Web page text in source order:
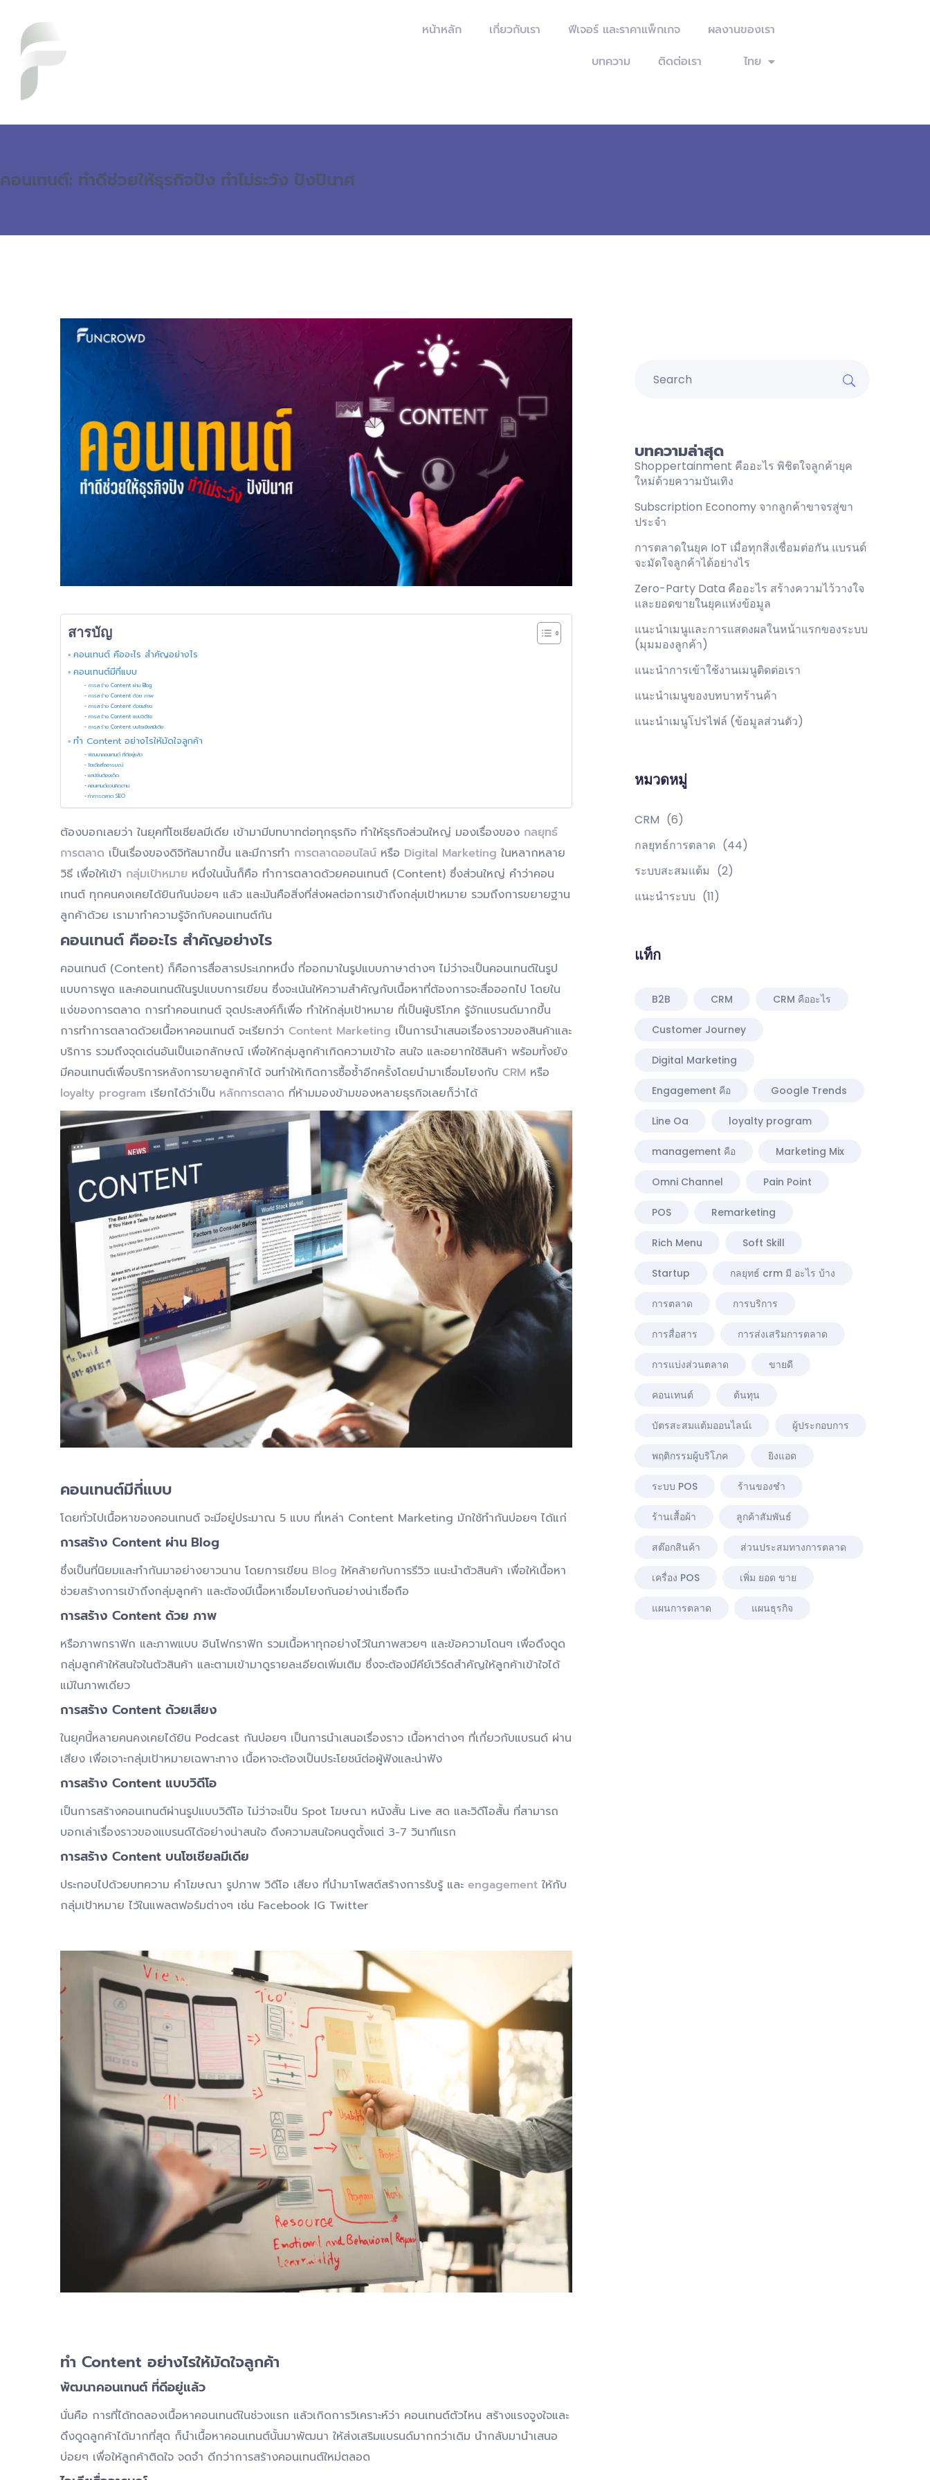
หน้าหลัก เกี่ยวกับเรา ฟีเจอร์ และราคาแพ็กเกจ
ผลงานของเรา
บทความ
ติดต่อเรา ไทย
คอนเทนต์: ทำดีช่วยให้ธุรกิจปัง ทำไม่ระวัง ปังปินาศ
สารบัญ
คอนเทนต์ คืออะไร สำคัญอย่างไร
คอนเทนต์มีกี่แบบ
การสร้าง Content ผ่าน Blog
การสร้าง Content ด้วย ภาพ
การสร้าง Content ด้วยเสียง
การสร้าง Content แบบวิดีโอ
การสร้าง Content บนโซเชียลมีเดีย
ทำ Content อย่างไรให้มัดใจลูกค้า
พัฒนาคอนเทนต์ ที่ดีอยู่แล้ว
ไอเดียสื่ออารมณ์
แคปชั่นต้องเด็ด
คอนเทนต์ชวนคิดตาม
ทำการตลาด SEO
ต้องบอกเลยว่า ในยุคที่โซเชียลมีเดีย เข้ามามีบทบาทต่อทุกธุรกิจ ทำให้ธุรกิจส่วนใหญ่ มองเรื่องของ กลยุทธ์
การตลาด เป็นเรื่องของดิจิทัลมากขึ้น และมีการทำ การตลาดออนไลน์ หรือ Digital Marketing ในหลากหลาย
วิธี เพื่อให้เข้า กลุ่มเป้าหมาย หนึ่งในนั้นก็คือ ทำการตลาดด้วยคอนเทนต์ (Content) ซึ่งส่วนใหญ่ คำว่าคอน
เทนต์ ทุกคนคงเคยได้ยินกันบ่อยๆ แล้ว และมันคือสิ่งที่ส่งผลต่อการเข้าถึงกลุ่มเป้าหมาย รวมถึงการขยายฐาน
ลูกค้าด้วย เรามาทำความรู้จักกับคอนเทนต์กัน
คอนเทนต์ คืออะไร สำคัญอย่างไร
คอนเทนต์ (Content) ก็คือการสื่อสารประเภทหนึ่ง ที่ออกมาในรูปแบบภาษาต่างๆ ไม่ว่าจะเป็นคอนเทนต์ในรูป
แบบการพูด และคอนเทนต์ในรูปแบบการเขียน ซึ่งจะเน้นให้ความสำคัญกับเนื้อหาที่ต้องการจะสื่อออกไป โดยใน
แง่ของการตลาด การทำคอนเทนต์ จุดประสงค์ก็เพื่อ ทำให้กลุ่มเป้าหมาย ที่เป็นผู้บริโภค รู้จักแบรนด์มากขึ้น
การทำการตลาดด้วยเนื้อหาคอนเทนต์ จะเรียกว่า Content Marketing เป็นการนำเสนอเรื่องราวของสินค้าและ
บริการ รวมถึงจุดเด่นอันเป็นเอกลักษณ์ เพื่อให้กลุ่มลูกค้าเกิดความเข้าใจ สนใจ และอยากใช้สินค้า พร้อมทั้งยัง
มีคอนเทนต์เพื่อบริการหลังการขายลูกค้าได้ จนทำให้เกิดการซื้อซ้ำอีกครั้งโดยนำมาเชื่อมโยงกับ CRM หรือ
loyalty program เรียกได้ว่าเป็น หลักการตลาด ที่ห้ามมองข้ามของหลายธุรกิจเลยก็ว่าได้
คอนเทนต์มีกี่แบบ
โดยทั่วไปเนื้อหาของคอนเทนต์ จะมีอยู่ประมาณ 5 แบบ ที่เหล่า Content Marketing มักใช้ทำกันบ่อยๆ ได้แก่
การสร้าง Content ผ่าน Blog
ซึ่งเป็นที่นิยมและทำกันมาอย่างยาวนาน โดยการเขียน Blog ให้คล้ายกับการรีวิว แนะนำตัวสินค้า เพื่อให้เนื้อหา
ช่วยสร้างการเข้าถึงกลุ่มลูกค้า และต้องมีเนื้อหาเชื่อมโยงกันอย่างน่าเชื่อถือ
การสร้าง Content ด้วย ภาพ
หรือภาพกราฟิก และภาพแบบ อินโฟกราฟิก รวมเนื้อหาทุกอย่างไว้ในภาพสวยๆ และข้อความโดนๆ เพื่อดึงดูด
กลุ่มลูกค้าให้สนใจในตัวสินค้า และตามเข้ามาดูรายละเอียดเพิ่มเติม ซึ่งจะต้องมีคีย์เวิร์ดสำคัญให้ลูกค้าเข้าใจได้
แม้ในภาพเดียว
การสร้าง Content ด้วยเสียง
ในยุคนี้หลายคนคงเคยได้ยิน Podcast กันบ่อยๆ เป็นการนำเสนอเรื่องราว เนื้อหาต่างๆ ที่เกี่ยวกับแบรนด์ ผ่าน
เสียง เพื่อเจาะกลุ่มเป้าหมายเฉพาะทาง เนื้อหาจะต้องเป็นประโยชน์ต่อผู้ฟังและน่าฟัง
การสร้าง Content แบบวิดีโอ
เป็นการสร้างคอนเทนต์ผ่านรูปแบบวิดีโอ ไม่ว่าจะเป็น Spot โฆษณา หนังสั้น Live สด และวิดีโอสั้น ที่สามารถ
บอกเล่าเรื่องราวของแบรนด์ได้อย่างน่าสนใจ ดึงความสนใจคนดูตั้งแต่ 3-7 วินาทีแรก
การสร้าง Content บนโซเชียลมีเดีย
ประกอบไปด้วยบทความ คำโฆษณา รูปภาพ วิดีโอ เสียง ที่นำมาโพสต์สร้างการรับรู้ และ engagement ให้กับ
กลุ่มเป้าหมาย ไว้ในแพลตฟอร์มต่างๆ เช่น Facebook IG Twitter
ทำ Content อย่างไรให้มัดใจลูกค้า
พัฒนาคอนเทนต์ ที่ดีอยู่แล้ว
นั่นคือ การที่ได้ทดลองเนื้อหาคอนเทนต์ในช่วงแรก แล้วเกิดการวิเคราะห์ว่า คอนเทนต์ตัวไหน สร้างแรงจูงใจและ
ดึงดูดลูกค้าได้มากที่สุด ก็นำเนื้อหาคอนเทนต์นั้นมาพัฒนา ให้ส่งเสริมแบรนด์มากกว่าเดิม นำกลับมานำเสนอ
บ่อยๆ เพื่อให้ลูกค้าติดใจ จดจำ ดีกว่าการสร้างคอนเทนต์ใหม่ตลอด
บทความล่าสุด
Shoppertainment คืออะไร พิชิตใจลูกค้ายุค
ใหม่ด้วยความบันเทิง
Subscription Economy จากลูกค้าขาจรสู่ขา
ประจำ
การตลาดในยุค IoT เมื่อทุกสิ่งเชื่อมต่อกัน แบรนด์
จะมัดใจลูกค้าได้อย่างไร
Zero-Party Data คืออะไร สร้างความไว้วางใจ
และยอดขายในยุคแห่งข้อมูล
แนะนำเมนูและการแสดงผลในหน้าแรกของระบบ
(มุมมองลูกค้า)
แนะนำการเข้าใช้งานเมนูติดต่อเรา
แนะนำเมนูของบทบาทร้านค้า
แนะนำเมนูโปรไฟล์ (ข้อมูลส่วนตัว)
หมวดหมู่
CRM (6)
กลยุทธ์การตลาด (44)
ระบบสะสมแต้ม (2)
แนะนำระบบ (11)
แท็ก
B2B CRM CRM คืออะไร
Customer Journey
Digital Marketing
Engagement คือ Google Trends
Line Oa loyalty program
management คือ Marketing Mix
Omni Channel Pain Point
POS Remarketing
Rich Menu Soft Skill
Startup กลยุทธ์ crm มี อะไร บ้าง
การตลาด การบริการ
การสื่อสาร การส่งเสริมการตลาด
การแบ่งส่วนตลาด ขายดี
คอนเทนต์ ต้นทุน
บัตรสะสมแต้มออนไลน์เ ผู้ประกอบการ
พฤติกรรมผู้บริโภค ยิงแอด
ระบบ POS ร้านของชำ
ร้านเสื้อผ้า ลูกค้าสัมพันธ์
สต๊อกสินค้า ส่วนประสมทางการตลาด
เครื่อง POS เพิ่ม ยอด ขาย
แผนการตลาด แผนธุรกิจ